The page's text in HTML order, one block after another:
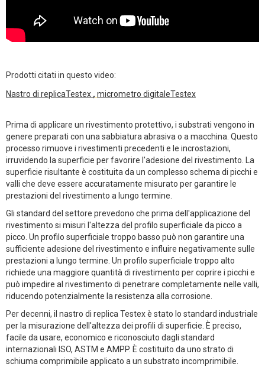
Prodotti citati in questo video:
Nastro di replicaTestex , micrometro digitaleTestex
Prima di applicare un rivestimento protettivo, i substrati vengono in
genere preparati con una sabbiatura abrasiva o a macchina. Questo
processo rimuove i rivestimenti precedenti e le incrostazioni,
irruvidendo la superficie per favorire l'adesione del rivestimento. La
superficie risultante è costituita da un complesso schema di picchi e
valli che deve essere accuratamente misurato per garantire le
prestazioni del rivestimento a lungo termine.
Gli standard del settore prevedono che prima dell'applicazione del
rivestimento si misuri l'altezza del profilo superficiale da picco a
picco. Un profilo superficiale troppo basso può non garantire una
sufficiente adesione del rivestimento e influire negativamente sulle
prestazioni a lungo termine. Un profilo superficiale troppo alto
richiede una maggiore quantità di rivestimento per coprire i picchi e
può impedire al rivestimento di penetrare completamente nelle valli,
riducendo potenzialmente la resistenza alla corrosione.
Per decenni, il nastro di replica Testex è stato lo standard industriale
per la misurazione dell'altezza dei profili di superficie. È preciso,
facile da usare, economico e riconosciuto dagli standard
internazionali ISO, ASTM e AMPP. È costituito da uno strato di
schiuma comprimibile applicato a un substrato incomprimibile.